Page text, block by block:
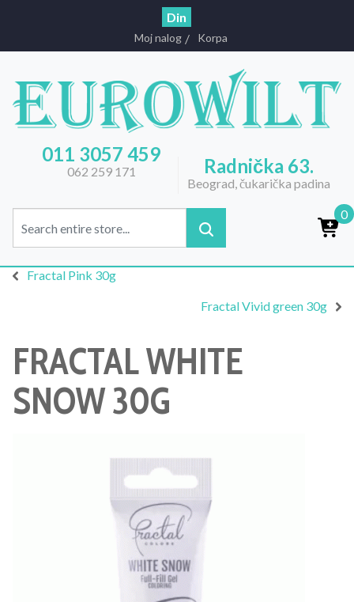
Din
Moj nalog Korpa
011 3057 459
062 259 171 Radnička 63.
Beograd, čukarička padina
0
Fractal Pink 30g
Fractal Vivid green 30g
FRACTAL WHITE
SNOW 30G